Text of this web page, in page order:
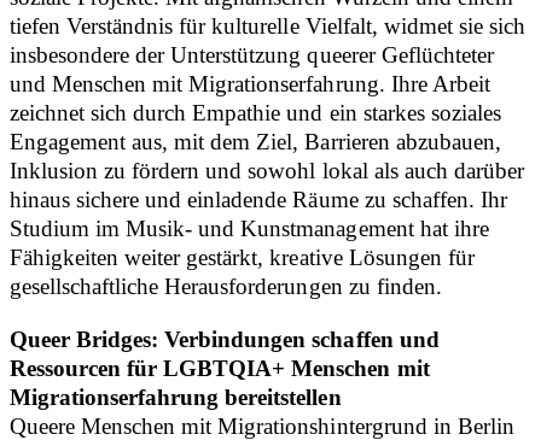
tiefen Verständnis für kulturelle Vielfalt, widmet sie sich
insbesondere der Unterstützung queerer Geflüchteter
und Menschen mit Migrationserfahrung. Ihre Arbeit
zeichnet sich durch Empathie und ein starkes soziales
Engagement aus, mit dem Ziel, Barrieren abzubauen,
Inklusion zu fördern und sowohl lokal als auch darüber
hinaus sichere und einladende Räume zu schaffen. Ihr
Studium im Musik- und Kunstmanagement hat ihre
Fähigkeiten weiter gestärkt, kreative Lösungen für
gesellschaftliche Herausforderungen zu finden.
Queer Bridges: Verbindungen schaffen und
Ressourcen für LGBTQIA+ Menschen mit
Migrationserfahrung bereitstellen
Queere Menschen mit Migrationshintergrund in Berlin